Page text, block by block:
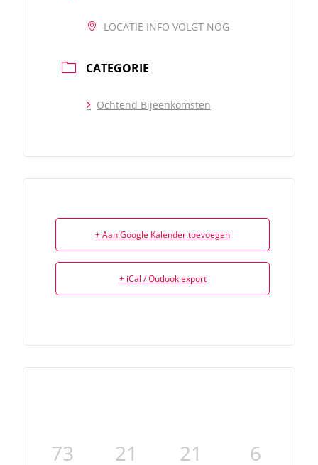
LOCATIE INFO VOLGT NOG
CATEGORIE
Ochtend Bijeenkomsten
+ Aan Google Kalender toevoegen
+ iCal / Outlook export
73 21 21 6